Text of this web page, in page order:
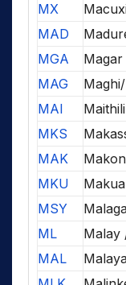
MX
MAD
MGA
MAG
MAI
MKS
MAK
MKU
MSY
ML
Malay
MAL